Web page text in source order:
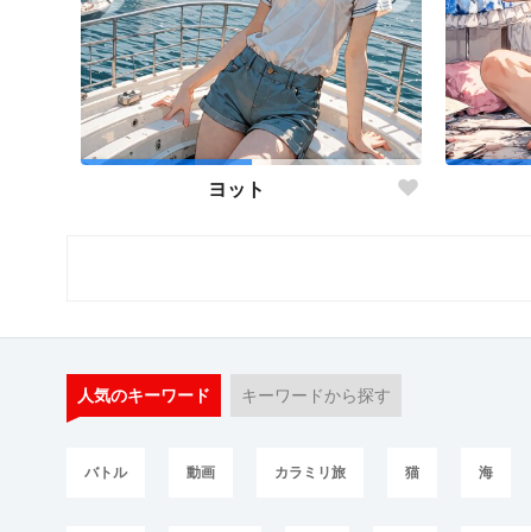
ヨット
人気のキーワード キーワードから探す
バトル 動画 カラミリ旅 猫 海